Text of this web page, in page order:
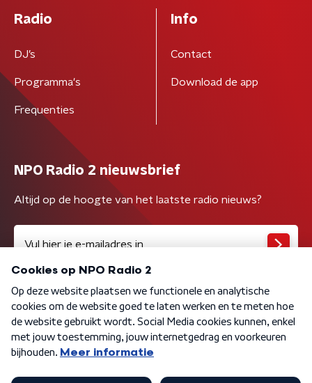
Radio
DJ’s
Programma's
Frequenties
Info
Contact
Download de app
NPO Radio 2 nieuwsbrief
Altijd op de hoogte van het laatste radio nieuws?
Algemene voorwaarden